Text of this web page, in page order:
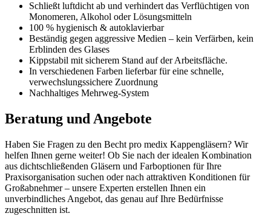
Schließt luftdicht ab und verhindert das Verflüchtigen von
Monomeren, Alkohol oder Lösungsmitteln
100 % hygienisch & autoklavierbar
Beständig gegen aggressive Medien – kein Verfärben, kein
Erblinden des Glases
Kippstabil mit sicherem Stand auf der Arbeitsfläche.
In verschiedenen Farben lieferbar für eine schnelle,
verwechslungssichere Zuordnung
Nachhaltiges Mehrweg-System
Beratung und Angebote
Haben Sie Fragen zu den Becht pro medix Kappengläsern? Wir
helfen Ihnen gerne weiter! Ob Sie nach der idealen Kombination
aus dichtschließenden Gläsern und Farboptionen für Ihre
Praxisorganisation suchen oder nach attraktiven Konditionen für
Großabnehmer – unsere Experten erstellen Ihnen ein
unverbindliches Angebot, das genau auf Ihre Bedürfnisse
zugeschnitten ist.